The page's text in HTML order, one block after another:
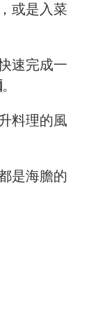
或是入菜
速完成一
。
料理的風
是海膽的